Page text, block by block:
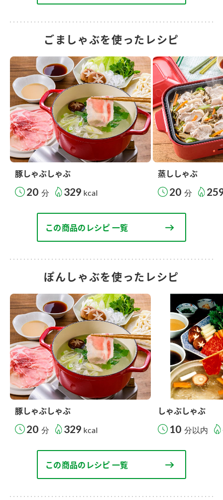
ごましゃぶを使ったレシピ
豚しゃぶしゃぶ
20 分 329 kcal
蒸ししゃぶ
20 分
この商品のレシピ 一覧
ぽんしゃぶを使ったレシピ
豚しゃぶしゃぶ
20 分 329 kcal
しゃぶしゃぶ
10 分以内
この商品のレシピ 一覧